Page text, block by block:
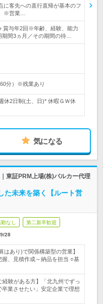
に客先への直行直帰が基本のフ
※営業…
賞与年2回※年齢、経験、能力
間3ヵ月／その期間の待…
分）※残業あり
休2日制(土、日)* 休暇ＧＷ休
気になる
東証PRM上場(株)バルカー代理
た未来を築く【ルート営
勤なし 第二新卒歓迎
28
はあり)で関係構築型の営業】
、見積作成～納品を担当 ○基
経験がある方】「北九州でずっ
業させたい」安定企業で理想